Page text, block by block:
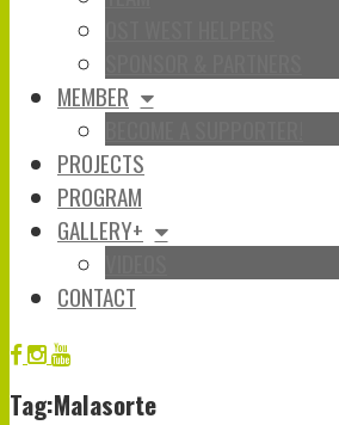
MEMBER
PROJECTS
PROGRAM
GALLERY+
CONTACT
Tag:Malasorte